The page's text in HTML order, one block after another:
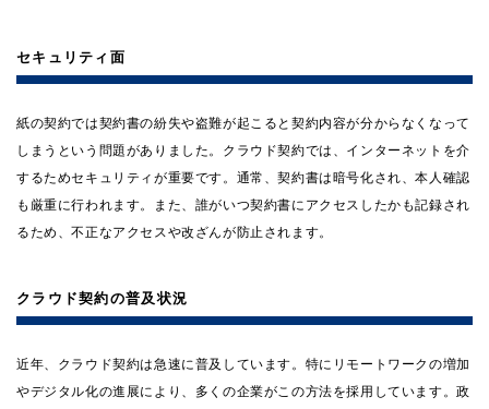
セキュリティ面
紙の契約では契約書の紛失や盗難が起こると契約内容が分からなくなって
しまうという問題がありました。クラウド契約では、インターネットを介
するためセキュリティが重要です。通常、契約書は暗号化され、本人確認
も厳重に行われます。また、誰がいつ契約書にアクセスしたかも記録され
るため、不正なアクセスや改ざんが防止されます。
クラウド契約の普及状況
近年、クラウド契約は急速に普及しています。特にリモートワークの増加
やデジタル化の進展により、多くの企業がこの方法を採用しています。政